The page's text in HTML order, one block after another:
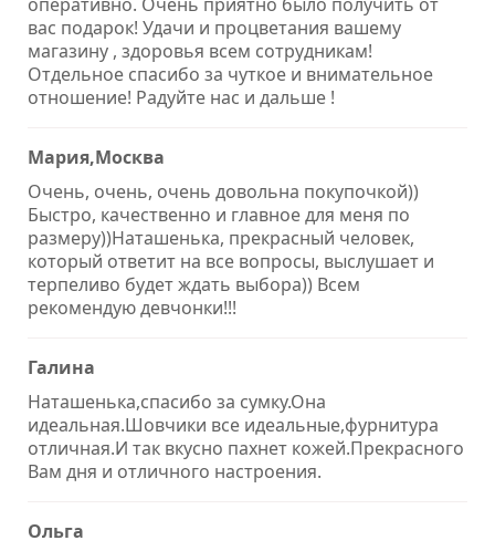
вас подарок! Удачи и процветания вашему
магазину , здоровья всем сотрудникам!
Отдельное спасибо за чуткое и внимательное
отношение! Радуйте нас и дальше !
Мария,Москва
Очень, очень, очень довольна покупочкой))
Быстро, качественно и главное для меня по
размеру))Наташенька, прекрасный человек,
который ответит на все вопросы, выслушает и
терпеливо будет ждать выбора)) Всем
рекомендую девчонки!!!
Галина
Наташенька,спасибо за сумку.Она
идеальная.Шовчики все идеальные,фурнитура
отличная.И так вкусно пахнет кожей.Прекрасного
Вам дня и отличного настроения.
Ольга